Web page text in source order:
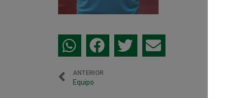
ANTERIOR
Equipo